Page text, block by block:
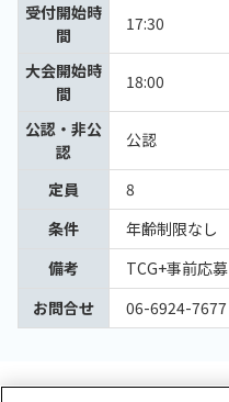
受付開始時
間
17:30
大会開始時
間
18:00
公認・非公
認
公認
定員
8
条件
年齢制限なし
備考
TCG+事前応募
お問合せ
06-6924-7677